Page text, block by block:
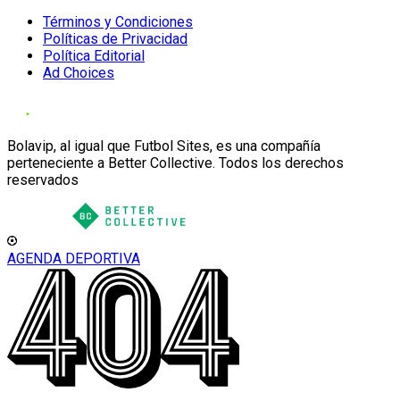
Términos y Condiciones
Políticas de Privacidad
Política Editorial
Ad Choices
Bolavip, al igual que Futbol Sites, es una compañía
perteneciente a Better Collective. Todos los derechos
reservados
AGENDA DEPORTIVA